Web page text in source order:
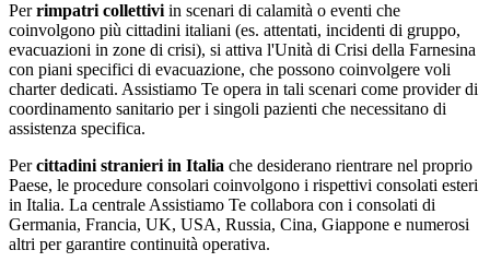
Perrimpatri collettivi in scenari di calamità o eventi che
coinvolgono più cittadini italiani (es. attentati, incidenti di gruppo,
evacuazioni in zone di crisi), si attiva l'Unità di Crisi della Farnesina
con piani specifici di evacuazione, che possono coinvolgere voli
charter dedicati. Assistiamo Te opera in tali scenari come provider di
coordinamento sanitario per i singoli pazienti che necessitano di
assistenza specifica.
Percittadini stranieri in Italia che desiderano rientrare nel proprio
Paese, le procedure consolari coinvolgono i rispettivi consolati esteri
in Italia. La centrale Assistiamo Te collabora con i consolati di
Germania, Francia, UK, USA, Russia, Cina, Giappone e numerosi
altri per garantire continuità operativa.